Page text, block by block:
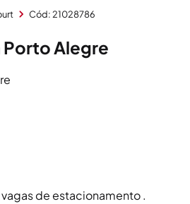
Cód: 21028786
Porto Alegre
de estacionamento .